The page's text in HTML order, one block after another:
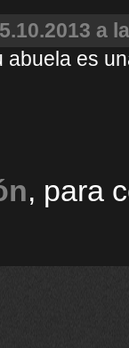
a
abuela es
, para